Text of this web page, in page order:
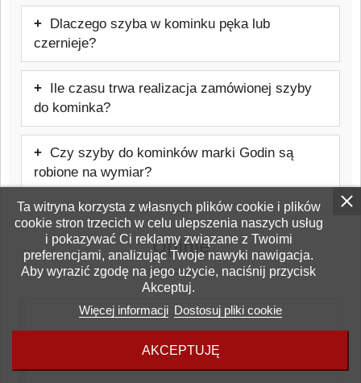
Ta witryna korzysta z własnych plików cookie i plików
cookie stron trzecich w celu ulepszenia naszych usług
i pokazywać Ci reklamy związane z Twoimi
preferencjami, analizując Twoje nawyki nawigacja.
Aby wyrazić zgodę na jego użycie, naciśnij przycisk
Akceptuj.
Więcej informacji Dostosuj pliki cookie
AKCEPTUJĘ
W wielu przypadkach wymiana jest
możliwa samodzielnie, jednak należy
zachować ostrożność i stosować się do
zaleceń producenta urządzenia. Warto też
rozważyć pomoc firmy zewnętrznej, która
weźmie odpowiedzialność za prawidłowy
montaż szyby.
Dlaczego szyba w kominku pęka lub
czernieje?
Najczęstszą przyczyną jest błędnie
wykonany montaż, nieprawidłowe
użytkowanie kominka, zła jakość opału
lub niewłaściwy ciąg kominowy.
Ile czasu trwa realizacja zamówionej szyby
do kominka?
Czas realizacji zamówienia wynosi od
kilku do kilkunastu dni roboczych.
Czy szyby do kominków marki Godin są
robione na wymiar?
Tak, szyby do pieców lub kominków marki
Godin są produkowane pod konkretny
model urządzenia.Opinie
Bądź pierwszym który napisze opinię!